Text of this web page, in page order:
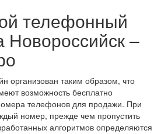
телефонный
Новороссийск –
организован таким образом, что
возможность бесплатно
телефонов для продажи. При
номер, прежде чем пропустить
алгоритмов определяются